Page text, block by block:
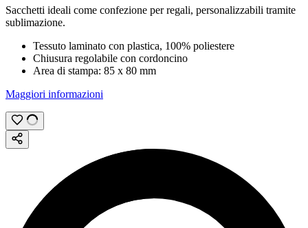
Sacchetti ideali come confezione per regali, personalizzabili tramite
sublimazione.
Tessuto laminato con plastica, 100% poliestere
Chiusura regolabile con cordoncino
Area di stampa: 85 x 80 mm
Maggiori informazioni